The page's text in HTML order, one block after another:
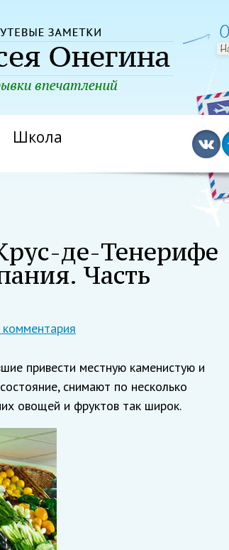
Школа
де-Тенерифе
Часть
комментария
привести местную каменистую и
снимают по несколько
овощей и фруктов так широк.